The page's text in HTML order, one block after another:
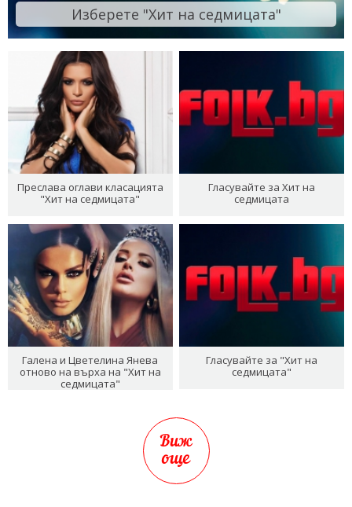
Изберете "Хит на седмицата"
Преслава оглави класацията
"Хит на седмицата"
Гласувайте за Хит на
седмицата
Галена и Цветелина Янева
отново на върха на "Хит на
седмицата"
Гласувайте за "Хит на
седмицата"
Виж
още